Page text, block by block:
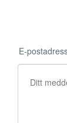
E-